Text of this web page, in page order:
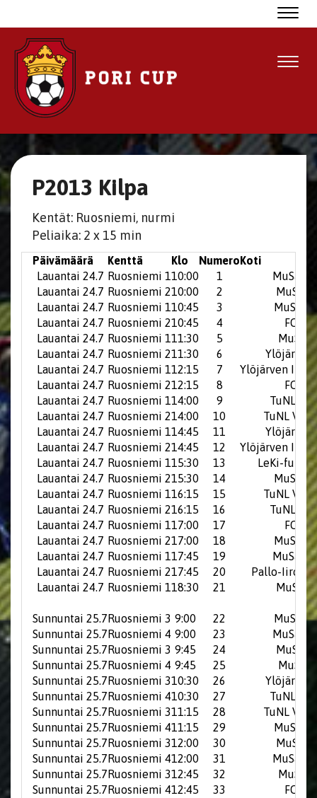
P2013 Kilpa
Kentät: Ruosniemi, nurmi
Peliaika: 2 x 15 min
Päivämäärä Kenttä Klo NumeroKoti
Lauantai 24.7 Ruosniemi 110:00 1
MuSa
Lauantai 24.7 Ruosniemi 210:00 2
MuSa
Lauantai 24.7 Ruosniemi 110:45 3
MuSa
Lauantai 24.7 Ruosniemi 210:45 4
FC
Lauantai 24.7 Ruosniemi 111:30 5
MuSa
Lauantai 24.7 Ruosniemi 211:30 6
Ylöjärven
Lauantai 24.7 Ruosniemi 112:15 7
Ylöjärven
Lauantai 24.7 Ruosniemi 212:15 8
FC
Lauantai 24.7 Ruosniemi 114:00 9
TuNL
Lauantai 24.7 Ruosniemi 214:00 10
TuNL
Lauantai 24.7 Ruosniemi 114:45 11
Ylöjärven
Lauantai 24.7 Ruosniemi 214:45 12
Ylöjärven
Lauantai 24.7 Ruosniemi 115:30 13
LeKi-futis
Lauantai 24.7 Ruosniemi 215:30 14
MuSa
Lauantai 24.7 Ruosniemi 116:15 15
TuNL
Lauantai 24.7 Ruosniemi 216:15 16
TuNL
Lauantai 24.7 Ruosniemi 117:00 17
FC
Lauantai 24.7 Ruosniemi 217:00 18
MuSa
Lauantai 24.7 Ruosniemi 117:45 19
MuSa
Lauantai 24.7 Ruosniemi 217:45 20
Pallo-Iirot
Lauantai 24.7 Ruosniemi 118:30 21 MuSa
Sunnuntai 25.7Ruosniemi 3 9:00 22
MuSa
Sunnuntai 25.7Ruosniemi 4 9:00 23
MuSa
Sunnuntai 25.7Ruosniemi 3 9:45 24
MuSa
Sunnuntai 25.7Ruosniemi 4 9:45 25
MuSa
Sunnuntai 25.7Ruosniemi 310:30 26
Ylöjärven
Sunnuntai 25.7Ruosniemi 410:30 27
TuNL
Sunnuntai 25.7Ruosniemi 311:15 28
TuNL
Sunnuntai 25.7Ruosniemi 411:15 29
MuSa
Sunnuntai 25.7Ruosniemi 312:00 30
MuSa
Sunnuntai 25.7Ruosniemi 412:00 31
MuSa
Sunnuntai 25.7Ruosniemi 312:45 32
MuSa
Sunnuntai 25.7Ruosniemi 412:45 33
FC